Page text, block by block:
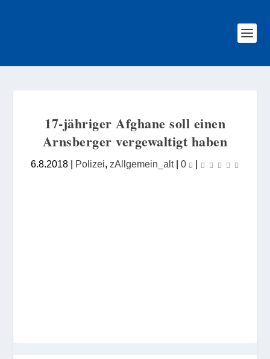
17-jähriger Afghane soll einen
Arnsberger vergewaltigt haben
6.8.2018| Polizei, zAllgemein_alt| 0 |